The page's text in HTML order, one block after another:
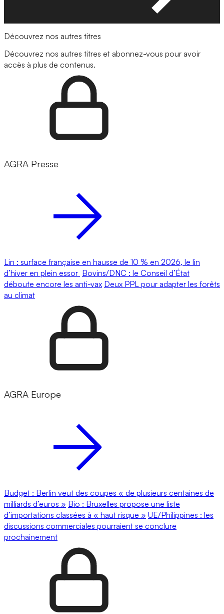
Découvrez nos autres titres
Découvrez nos autres titres et abonnez-vous pour avoir
accès à plus de contenus.
AGRA Presse
Lin : surface française en hausse de 10 % en 2026, le lin
d’hiver en plein essor Bovins/DNC : le Conseil d’État
déboute encore les anti-vax Deux PPL pour adapter les forêts
au climat
AGRA Europe
Budget : Berlin veut des coupes « de plusieurs centaines de
milliards d’euros » Bio : Bruxelles propose une liste
d’importations classées à « haut risque » UE/Philippines : les
discussions commerciales pourraient se conclure
prochainement